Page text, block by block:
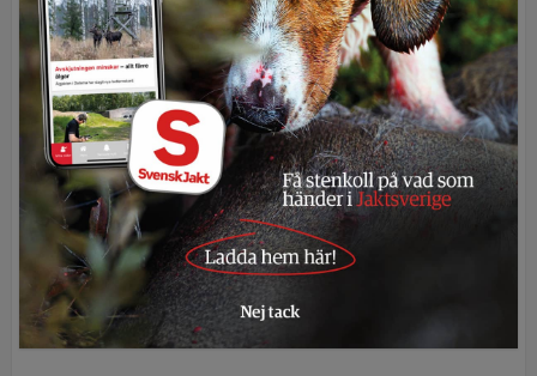
Ny studie: Människan har
stor påverkan på vargars
utveckling